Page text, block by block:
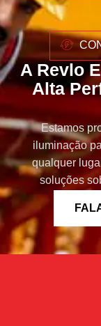
A Revlo
Alta
Estamos
iluminação
qualquer
soluções